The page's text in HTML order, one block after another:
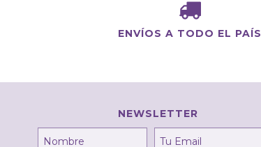
ENVÍOS A TODO EL PAÍS
NEWSLETTER